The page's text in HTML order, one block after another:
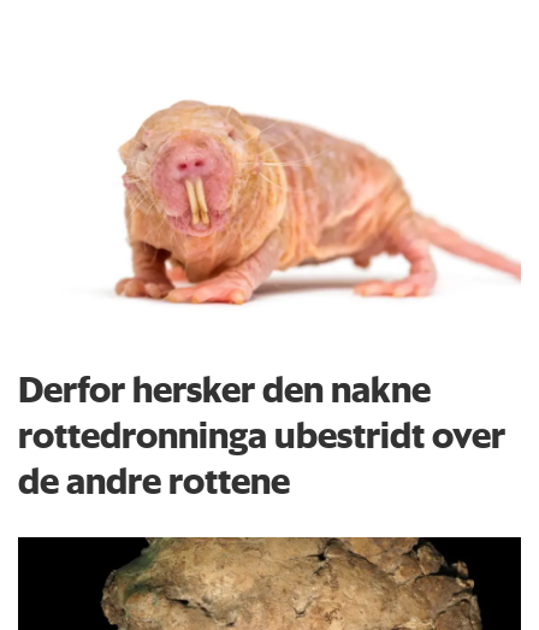
Derfor hersker den nakne
rottedronninga ubestridt over
de andre rottene